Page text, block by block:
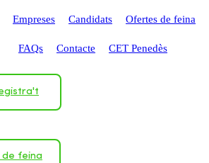
Empreses Candidats Ofertes de feina
FAQs Contacte CET Penedès
feina